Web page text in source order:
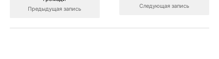
Предыдущая запись
Следующая запись